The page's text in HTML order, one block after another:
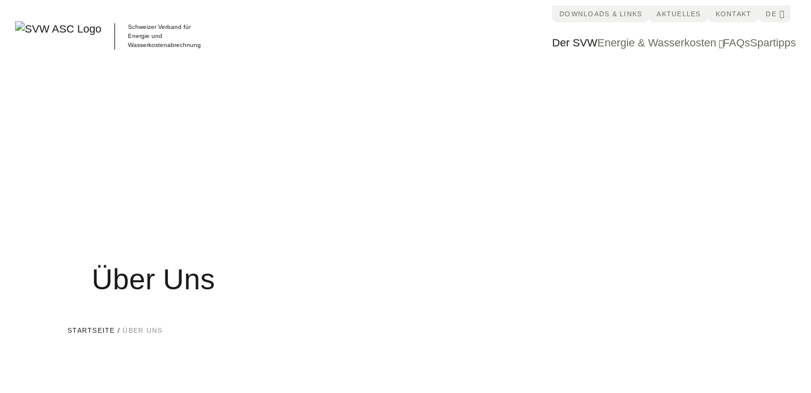
Schweizer Verband für
Energie und
Wasserkostenabrechnung
DOWNLOADS & LINKS AKTUELLES KONTAKT DE
Der SVWEnergie & Wasserkosten FAQsSpartipps
Über Uns
STARTSEITE / ÜBER UNS